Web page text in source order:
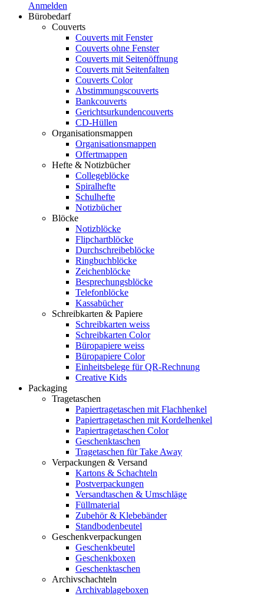
Anmelden
Bürobedarf
Couverts
Couverts mit Fenster
Couverts ohne Fenster
Couverts mit Seitenöffnung
Couverts mit Seitenfalten
Couverts Color
Abstimmungscouverts
Bankcouverts
Gerichtsurkundencouverts
CD-Hüllen
Organisationsmappen
Organisationsmappen
Offertmappen
Hefte & Notizbücher
Collegeblöcke
Spiralhefte
Schulhefte
Notizbücher
Blöcke
Notizblöcke
Flipchartblöcke
Durchschreibeblöcke
Ringbuchblöcke
Zeichenblöcke
Besprechungsblöcke
Telefonblöcke
Kassabücher
Schreibkarten & Papiere
Schreibkarten weiss
Schreibkarten Color
Büropapiere weiss
Büropapiere Color
Einheitsbelege für QR-Rechnung
Creative Kids
Packaging
Tragetaschen
Papiertragetaschen mit Flachhenkel
Papiertragetaschen mit Kordelhenkel
Papiertragetaschen Color
Geschenktaschen
Tragetaschen für Take Away
Verpackungen & Versand
Kartons & Schachteln
Postverpackungen
Versandtaschen & Umschläge
Füllmaterial
Zubehör & Klebebänder
Standbodenbeutel
Geschenkverpackungen
Geschenkbeutel
Geschenkboxen
Geschenktaschen
Archivschachteln
Archivablageboxen